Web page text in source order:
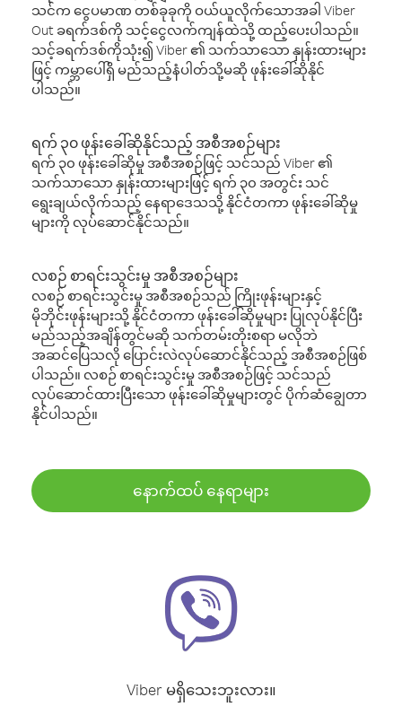
သင်က ငွေပမာဏ တစ်ခုခုကို ဝယ်ယူလိုက်သောအခါ Viber
Out ခရက်ဒစ်ကို သင့်ငွေလက်ကျန်ထဲသို့ ထည့်ပေးပါသည်။
သင့်ခရက်ဒစ်ကိုသုံး၍ Viber ၏ သက်သာသော နှုန်းထားများ
ဖြင့် ကမ္ဘာပေါ်ရှိ မည်သည့်နံပါတ်သို့မဆို ဖုန်းခေါ်ဆိုနိုင်
ပါသည်။
ရက် ၃၀ ဖုန်းခေါ်ဆိုနိုင်သည့် အစီအစဉ်များ
ရက် ၃၀ ဖုန်းခေါ်ဆိုမှု အစီအစဉ်ဖြင့် သင်သည် Viber ၏
သက်သာသော နှုန်းထားများဖြင့် ရက် ၃၀ အတွင်း သင်
ရွေးချယ်လိုက်သည့် နေရာဒေသသို့ နိုင်ငံတကာ ဖုန်းခေါ်ဆိုမှု
များကို လုပ်ဆောင်နိုင်သည်။
လစဉ် စာရင်းသွင်းမှု အစီအစဉ်များ
လစဉ် စာရင်းသွင်းမှု အစီအစဉ်သည် ကြိုးဖုန်းများနှင့်
မိုဘိုင်းဖုန်းများသို့ နိုင်ငံတကာ ဖုန်းခေါ်ဆိုမှုများ ပြုလုပ်နိုင်ပြီး
မည်သည့်အချိန်တွင်မဆို သက်တမ်းတိုးစရာ မလိုဘဲ
အဆင်ပြေသလို ပြောင်းလဲလုပ်ဆောင်နိုင်သည့် အစီအစဉ်ဖြစ်
ပါသည်။ လစဉ် စာရင်းသွင်းမှု အစီအစဉ်ဖြင့် သင်သည်
လုပ်ဆောင်ထားပြီးသော ဖုန်းခေါ်ဆိုမှုများတွင် ပိုက်ဆံချွေတာ
နိုင်ပါသည်။
နောက်ထပ် နေရာများ
Viber မရှိသေးဘူးလား။